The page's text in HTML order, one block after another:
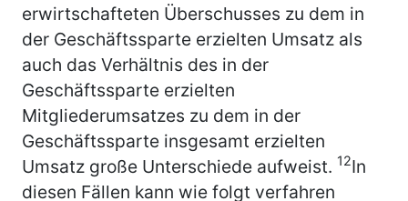
erwirtschafteten Überschusses zu dem in
der Geschäftssparte erzielten Umsatz als
auch das Verhältnis des in der
Geschäftssparte erzielten
Mitgliederumsatzes zu dem in der
Geschäftssparte insgesamt erzielten
Umsatz große Unterschiede aufweist. 12In
diesen Fällen kann wie folgt verfahren